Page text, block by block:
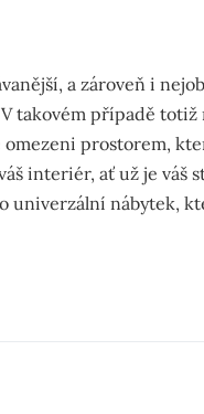
a zároveň i
takovém případě totiž
prostorem,
interiér, ať už je váš
univerzální nábytek,